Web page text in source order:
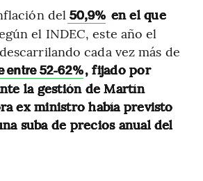
del 50,9% en el que
el INDEC, este año el
cada vez más de
entre 52-62%, fijado por
la gestión de Martín
ex ministro había previsto
suba de precios anual del